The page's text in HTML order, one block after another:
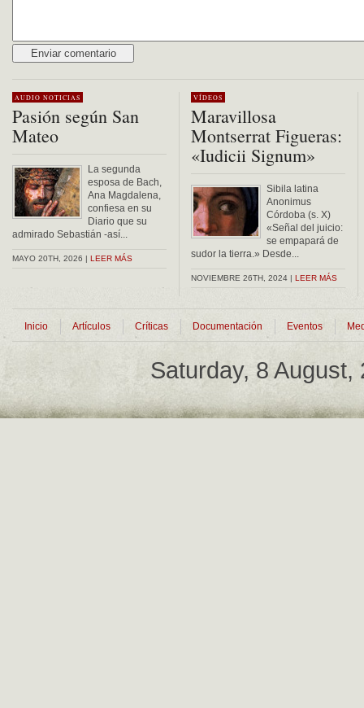
AUDIO NOTICIAS
Pasión según San
Mateo
La segunda
esposa de Bach,
Ana Magdalena,
confiesa en su
Diario que su
admirado Sebastián -así...
MAYO 20TH, 2026 | LEER MÁS
VÍDEOS
Maravillosa
Montserrat Figueras:
«Iudicii Signum»
Sibila latina
Anonimus
Córdoba (s. X)
«Señal del juicio:
se empapará de
sudor la tierra.» Desde...
NOVIEMBRE 26TH, 2024 | LEER MÁS
Inicio Artículos Críticas Documentación Eventos
Saturday, 8